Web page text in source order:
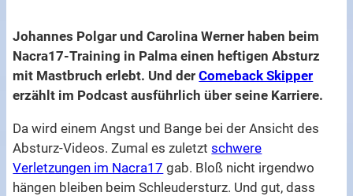
Johannes Polgar und Carolina Werner haben beim
Nacra17-Training in Palma einen heftigen Absturz
mit Mastbruch erlebt. Und derComeback Skipper
erzählt im Podcast ausführlich über seine Karriere.
Da wird einem Angst und Bange bei der Ansicht des
Absturz-Videos. Zumal es zuletztschwere
Verletzungen im Nacra17 gab. Bloß nicht irgendwo
hängen bleiben beim Schleudersturz. Und gut, dass